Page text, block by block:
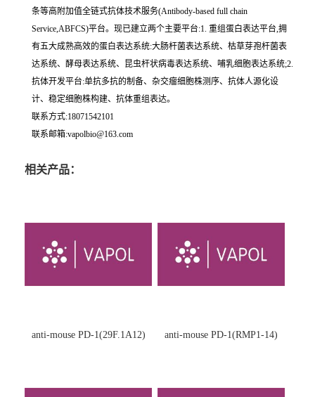
条等高附加值全链式抗体技术服务(Antibody-based full chain
Service,ABFCS)平台。现已建立两个主要平台:1. 重组蛋白表达平台,拥
有五大成熟高效的蛋白表达系统:大肠杆菌表达系统、枯草芽孢杆菌表
达系统、酵母表达系统、昆虫杆状病毒表达系统、哺乳细胞表达系统;2.
抗体开发平台:单抗多抗的制备、杂交瘤细胞株测序、抗体人源化设
计、稳定细胞株构建、抗体重组表达。
联系方式:18071542101
联系邮箱:vapolbio@163.com
相关产品：
anti-mouse PD-1(29F.1A12) anti-mouse PD-1(RMP1-14)